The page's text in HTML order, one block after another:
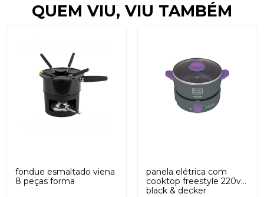
QUEM VIU, VIU TAMBÉM
fondue esmaltado viena
8 peças forma
panela elétrica com
cooktop freestyle 220v
black & decker